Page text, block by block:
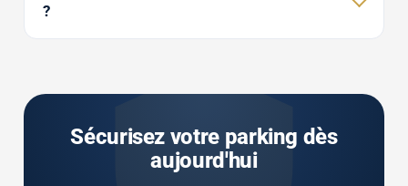
?
Sécurisez votre parking dès
aujourd'hui